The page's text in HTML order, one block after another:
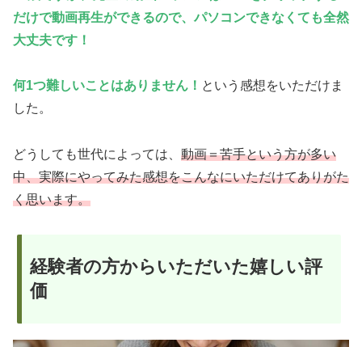
だけで動画再生ができるので、パソコンできなくても全然
大丈夫です！
何1つ難しいことはありません ！ という感想をいただけま
した。
どうしても世代によっては、 動画＝苦手という方が多い
中、実際にやってみた感想をこんなにいただけてありがた
く思います。
経験者の方からいただいた嬉しい評
価